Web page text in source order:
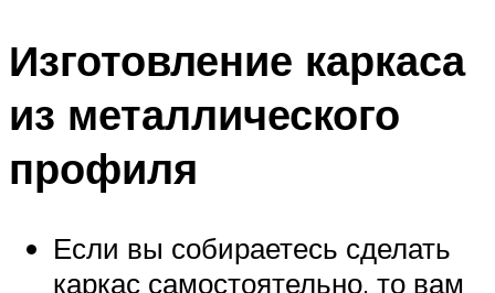
Изготовление каркаса
из металлического
профиля
Если вы собираетесь сделать
каркас самостоятельно, то вам